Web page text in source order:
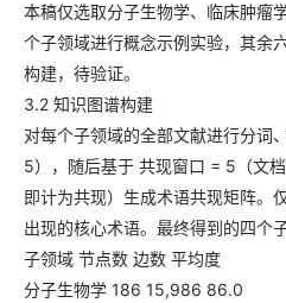
本稿仅选取分子生物学、临床肿瘤
个子领域进行概念示例实验，其余
构建，待验证。
3.2 知识图谱构建
对每个子领域的全部文献进行分词
5），随后基于 共现窗口 = 5（文
即计为共现）生成术语共现矩阵。
出现的核心术语。最终得到的四个
子领域 节点数 边数 平均度
分子生物学 186 15,986 86.0